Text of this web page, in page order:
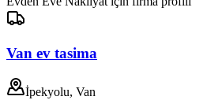
Van ev tasima
İpekyolu, Van